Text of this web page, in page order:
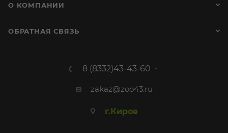
О КОМПАНИИ
ОБРАТНАЯ СВЯЗЬ
8 (8332)43-43-60
zakaz@zoo43.ru
г.Киров